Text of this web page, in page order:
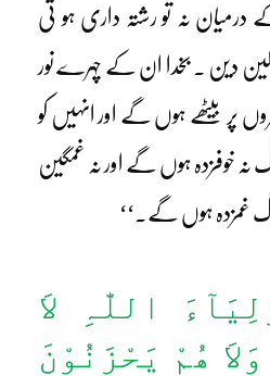
نہ تو رشتہ داری ہو تی
لین دین ۔ بخدا ان کے چہرے نور
پر بیٹھے ہوں گے اور انہیں کو
نہ خوفزدہ ہوں گے اور نہ غمگین
غمزدہ ہوں گے۔‘‘
اللّٰہِ لاَ
ھُمْ یَحْزَنُوْنَ